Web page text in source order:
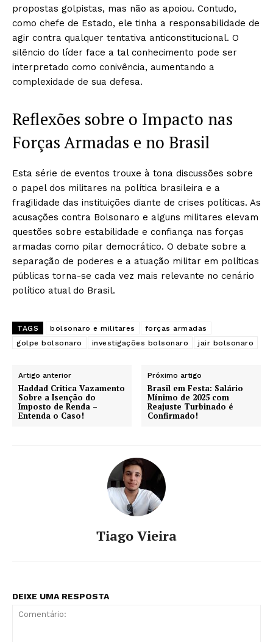
propostas golpistas, mas não as apoiou. Contudo,
como chefe de Estado, ele tinha a responsabilidade de
agir contra qualquer tentativa anticonstitucional. O
silêncio do líder face a tal conhecimento pode ser
interpretado como conivência, aumentando a
complexidade de sua defesa.
Reflexões sobre o Impacto nas
Forças Armadas e no Brasil
Esta série de eventos trouxe à tona discussões sobre
o papel dos militares na política brasileira e a
fragilidade das instituições diante de crises políticas. As
acusações contra Bolsonaro e alguns militares elevam
questões sobre estabilidade e confiança nas forças
armadas como pilar democrático. O debate sobre a
separação de poderes e a atuação militar em políticas
públicas torna-se cada vez mais relevante no cenário
político atual do Brasil.
TAGS bolsonaro e militares
forças armadas
golpe bolsonaro
investigações bolsonaro jair bolsonaro
Artigo anterior
Haddad Critica Vazamento
Sobre a Isenção do
Imposto de Renda –
Entenda o Caso!
Próximo artigo
Brasil em Festa: Salário
Mínimo de 2025 com
Reajuste Turbinado é
Confirmado!
Tiago Vieira
DEIXE UMA RESPOSTA